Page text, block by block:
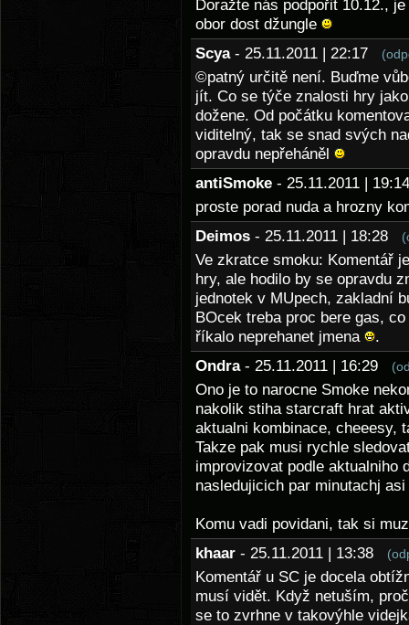
Doražte nás podpořit 10.12.,
obor dost džungle
Scya - 25.11.2011 | 22:17
©patný určitě není. Buďme
jít. Co se týče znalosti hry
dožene. Od počátku
viditelný, tak se snad svých
opravdu nepřeháněl
antiSmoke - 25.11.2011 |
proste porad nuda a hrozny
Deimos - 25.11.2011 | 18:28
Ve zkratce smoku: Komentář
hry, ale hodilo by se opravdu
jednotek v MUpech, zakladní
BOcek treba proc bere gas,
říkalo neprehanet jmena
.
Ondra - 25.11.2011 | 16:29
Ono je to narocne Smoke
nakolik stiha starcraft hrat
aktualni kombinace, cheeesy,
Takze pak musi rychle
improvizovat podle aktualniho
nasledujicich par minutachj
Komu vadi povidani, tak si
khaar - 25.11.2011 | 13:38
Komentář u SC je docela
musí vidět. Když netuším,
se to zvrhne v takovýhle